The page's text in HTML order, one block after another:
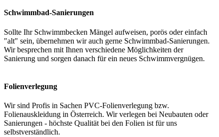
Schwimmbad-Sanierungen
Sollte Ihr Schwimmbecken Mängel aufweisen, porös oder einfach
"alt" sein, übernehmen wir auch gerne Schwimmbad-Sanierungen.
Wir besprechen mit Ihnen verschiedene Möglichkeiten der
Sanierung und sorgen danach für ein neues Schwimmvergnügen.
Folienverlegung
Wir sind Profis in Sachen PVC-Folienverlegung bzw.
Folienauskleidung in Österreich. Wir verlegen bei Neubauten oder
Sanierungen - höchste Qualität bei den Folien ist für uns
selbstverständlich.